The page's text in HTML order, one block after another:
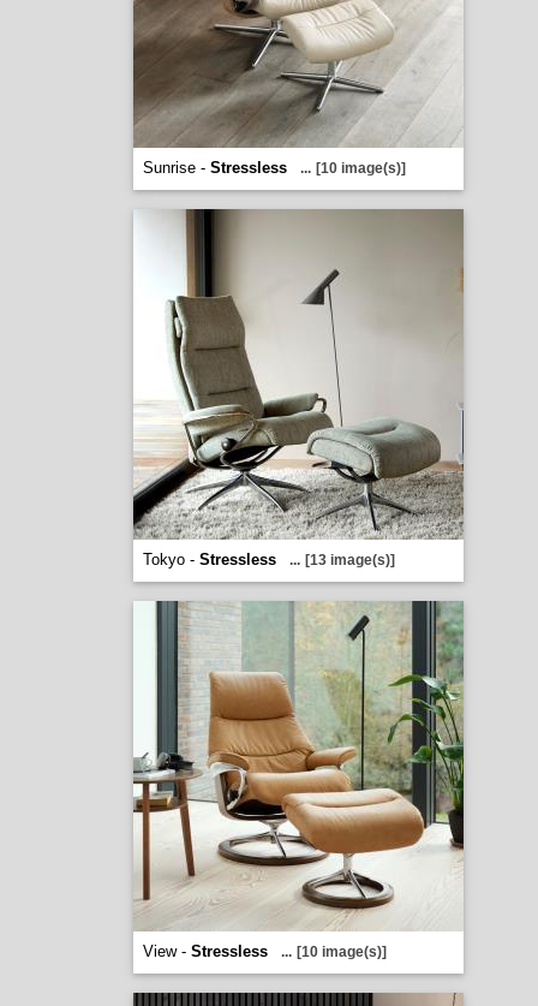
Sunrise - Stressless ... [10 image(s)]
Tokyo - Stressless ... [13 image(s)]
View - Stressless ... [10 image(s)]